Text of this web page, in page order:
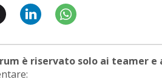
è riservato solo ai teamer